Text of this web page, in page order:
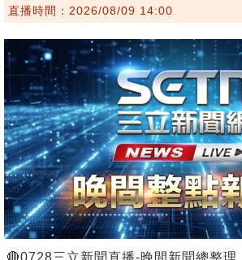
直播時間：2026/08/09 14:00